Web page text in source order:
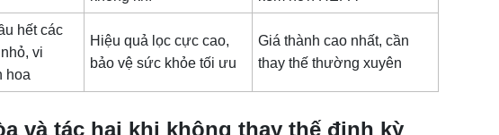
hết các
vi
hoa
Hiệu quả lọc cực cao,
bảo vệ sức khỏe tối ưu
Giá thành cao nhất, cần
thay thế thường xuyên
và tác hại khi không thay thế định kỳ